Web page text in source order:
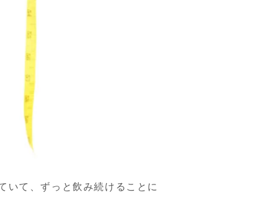
いて、ずっと飲み続けることに